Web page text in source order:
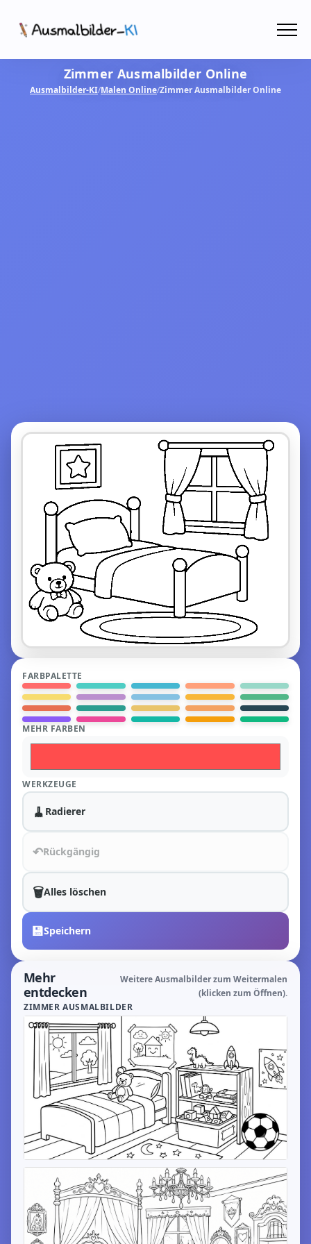
AusmalbilderZimmer Ausmalbilder Online
Ausmalbilder-KI/Malen Online/Zimmer Ausmalbilder Online
FARBPALETTE
MEHR FARBEN
WERKZEUGE
🧹 Radierer
↶Rückgängig
🗑️Alles löschen
💾Speichern
Mehr
entdecken
Weitere Ausmalbilder zum Weitermalen
(klicken zum Öffnen).
ZIMMER AUSMALBILDER